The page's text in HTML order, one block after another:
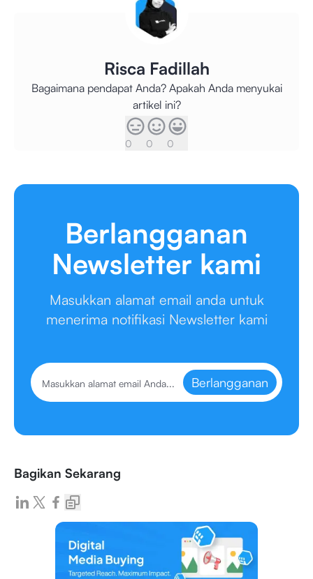
Risca Fadillah
Bagaimana pendapat Anda? Apakah Anda menyukai
artikel ini?
0 0 0
Berlangganan
Newsletter kami
Masukkan alamat email anda untuk
menerima notifikasi Newsletter kami
Berlangganan
Bagikan Sekarang